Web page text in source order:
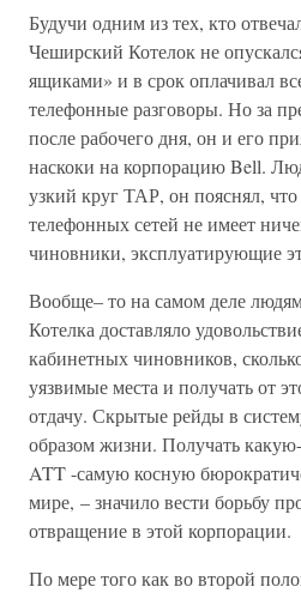
Будучи одним из тех, кто
Чеширский Котелок не
ящиками» и в срок оплачивал
телефонные разговоры. Но за
после рабочего дня, он и его
наскоки на корпорацию Bell.
узкий круг ТАР, он пояснял,
телефонных сетей не имеет
чиновники, эксплуатирующие
Вообще– то на самом деле
Котелка доставляло
кабинетных чиновников,
уязвимые места и получать от
отдачу. Скрытые рейды в
образом жизни. Получать
ATT -самую косную
мире, – значило вести борьбу
отвращение в этой корпорации.
По мере того как во второй